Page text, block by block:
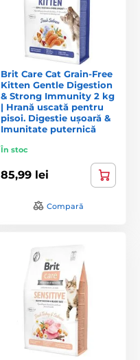
Brit Care Cat Grain-Free
Kitten Gentle Digestion
& Strong Immunity 2 kg
| Hrană uscată pentru
pisoi. Digestie ușoară &
Imunitate puternică
În stoc
85,99 lei
Compară